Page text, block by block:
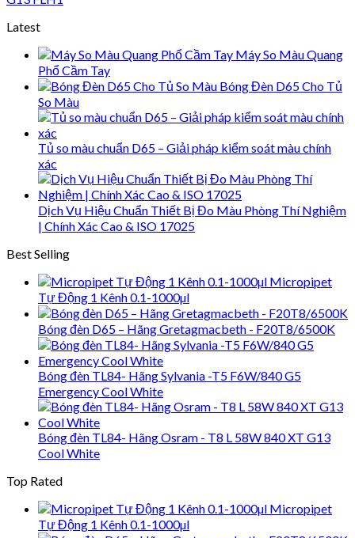
Latest
Máy So Màu Quang
Phổ Cầm Tay
Bóng Đèn D65 Cho Tủ
So Màu
Tủ so màu chuẩn D65 – Giải pháp kiểm soát màu chính
xác
Dịch Vụ Hiệu Chuẩn Thiết Bị Đo Màu Phòng Thí Nghiệm
| Chính Xác Cao & ISO 17025
Best Selling
Micropipet
Tự Động 1 Kênh 0.1-1000µl
Bóng đèn D65 – Hãng Gretagmacbeth - F20T8/6500K
Bóng đèn TL84- Hãng Sylvania -T5 F6W/840 G5
Emergency Cool White
Bóng đèn TL84- Hãng Osram - T8 L 58W 840 XT G13
Cool White
Top Rated
Micropipet
Tự Động 1 Kênh 0.1-1000µl